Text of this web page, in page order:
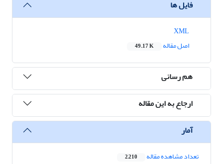
فایل ها
اصل مقاله
49.17 K
هم رسانی
ارجاع به این مقاله
آمار
تعداد مشاهده مقاله 2,210